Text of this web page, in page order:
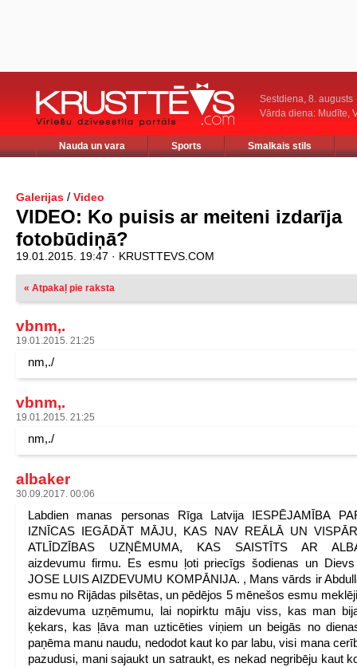
Sestdiena, 8. augusts
Vārda diena: Mudīte,
Nauda un vara Sports Smalkais stils
Galerijas / Video
VIDEO: Ko puisis ar meiteni izdarīja
fotobūdiņā?
19.01.2015. 19:47 · KRUSTTEVS.COM
« Atpakaļ pie raksta
vbnm,.
19.01.2015. 21:25
nm,./
vbnm,.
19.01.2015. 21:25
nm,./
albaker
30.09.2017. 00:06
Labdien manas personas Rīga Latvija IESPĒJAMĪBA
IZNĪCAS IEGĀDĀT MĀJU, KAS NAV REĀLĀ UN
ATLĪDZĪBAS UZŅĒMUMA, KAS SAISTĪTS AR
aizdevumu firmu. Es esmu ļoti priecīgs šodienas un
JOSE LUIS AIZDEVUMU KOMPĀNIJA. , Mans vārds ir
esmu no Rijādas pilsētas, un pēdējos 5 mēnešos esmu
aizdevuma uzņēmumu, lai nopirktu māju viss, kas man
ķekars, kas ļāva man uzticēties viņiem un beigās no
paņēma manu naudu, nedodot kaut ko par labu, visi mana
pazudusi, mani sajaukt un satraukt, es nekad negribēju kaut